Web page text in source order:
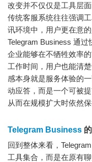
改变并不仅仅是工具层
传统客服系统往往强调
讯环境中，用户更在意
Telegram Business 通
企业能够在不牺牲效率
工作时间，用户也能清
感本身就是服务体验的
动应答，而是一个可被
从而在规模扩大时依然保
Telegram Business
回到整体来看，
工具集合，而是在原有